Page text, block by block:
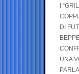
I
DI
UNA